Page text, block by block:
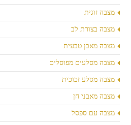
מצבה זוגית
מצבה בצורת לב
מצבה מאבן טבעית
מצבה מסלעים מפוסלים
מצבה מסלע זכוכית
מצבה מאבני חן
מצבה עם ספסל